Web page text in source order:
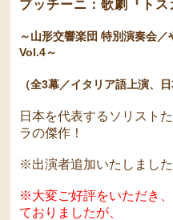
プッチーニ：歌劇『トス
～山形交響楽団 特別演奏会
Vol.4～
（全3幕／イタリア語上演、日
日本を代表するソリスト
ラの傑作！
※出演者追加いたしまし
※大変ご好評をいただき
ておりましたが、